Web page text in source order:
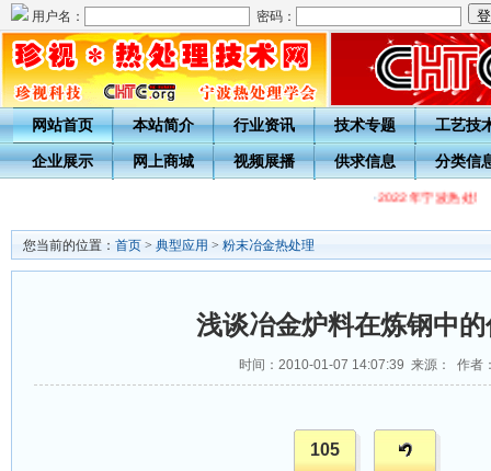
用户名： 密码：
网站首页 本站简介 行业资讯 技术专题 工艺技
企业展示 网上商城 视频展播 供求信息 分类信
·2022年宁波热处理
您当前的位置： 首页 > 典型应用 > 粉末冶金热处理
浅谈冶金炉料在炼钢中
时间：2010-01-07 14:07:39 来源： 作者
105